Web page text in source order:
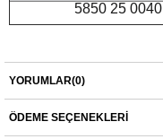
5850 25 0040
YORUMLAR(0)
ÖDEME SEÇENEKLERI